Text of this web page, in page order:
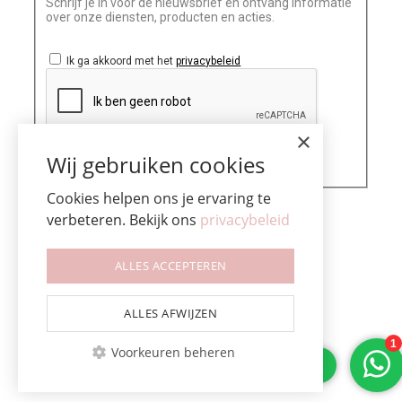
over onze diensten, producten en acties.
Ik ga akkoord met hetprivacybeleid
×
Wij gebruiken cookies
Cookies helpen ons je ervaring te
verbeteren. Bekijk ons privacybeleid
ALLES ACCEPTEREN
ALLES AFWIJZEN
Voorkeuren beheren